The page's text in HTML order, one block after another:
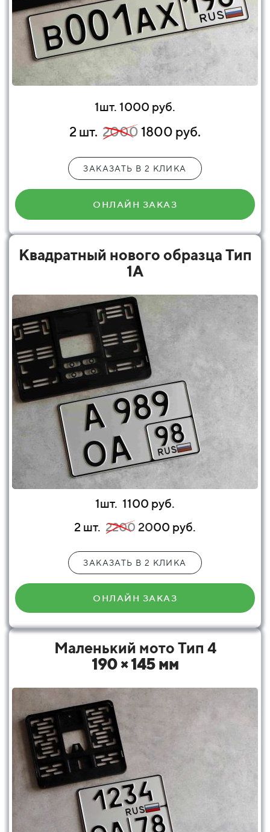
1шт. 1000 руб.
2 шт. 20001800 руб.
ЗАКАЗАТЬ В 2 КЛИКА
ОНЛАЙН ЗАКАЗ
Квадратный нового образца Тип
1А
1шт. 1100 руб.
2 шт. 2200 2000 руб.
ЗАКАЗАТЬ В 2 КЛИКА
ОНЛАЙН ЗАКАЗ
Маленький мото Тип 4
190 × 145 мм